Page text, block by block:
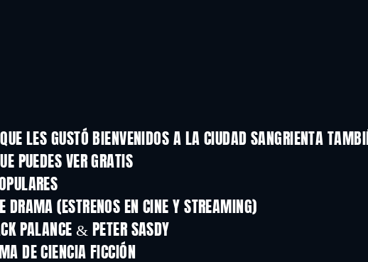
LES GUSTÓ BIENVENIDOS A LA CIUDAD SANGRIENTA
PUEDES VER GRATIS
DRAMA (ESTRENOS EN CINE Y STREAMING)
PALANCE & PETER SASDY
DE CIENCIA FICCIÓN